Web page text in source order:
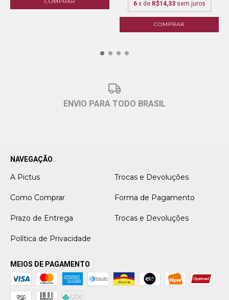
6 x de R$14,33 sem juros
COMPRAR
ENVIO PARA TODO BRASIL
NAVEGAÇÃO
A Pictus Trocas e Devoluções
Como Comprar Forma de Pagamento
Prazo de Entrega Trocas e Devoluções
Política de Privacidade
MEIOS DE PAGAMENTO